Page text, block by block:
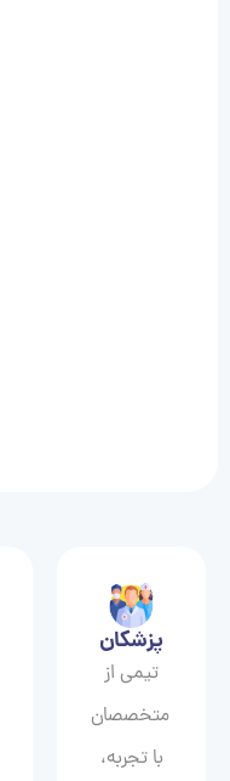
پزشکان
تیمی از
متخصصان
با تجربه،